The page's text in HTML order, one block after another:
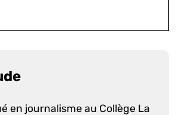
en journalisme au Collège La